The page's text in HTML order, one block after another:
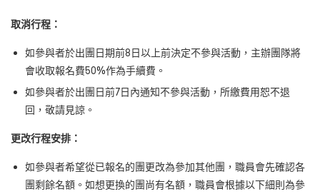
取消行程：
如參與者於出團日期前8日以上前決定不參與活動，主辦團隊將
會收取報名費50%作為手續費。
如參與者於出團日前7日內通知不參與活動，所繳費用恕不退
回，敬請見諒。
更改行程安排：
如參與者希望從已報名的團更改為參加其他團，職員會先確認各
團剩餘名額。如想更換的團尚有名額，職員會根據以下細則為參